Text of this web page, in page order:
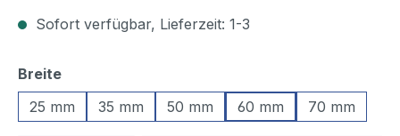
Sofort verfügbar, Lieferzeit: 1-3
Breiteauswählen
25 mm
35 mm 50 mm 60 mm 70 mm